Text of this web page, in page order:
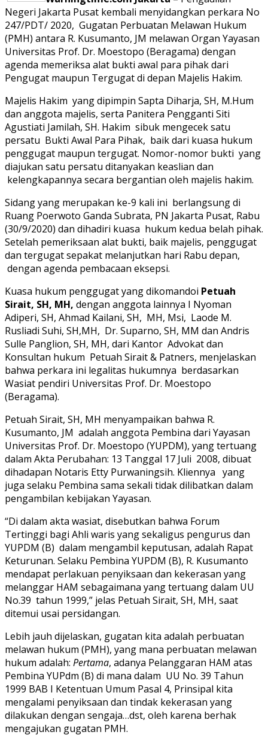
Negeri Jakarta Pusat kembali menyidangkan perkara No
247/PDT/ 2020, Gugatan Perbuatan Melawan Hukum
(PMH) antara R. Kusumanto, JM melawan Organ Yayasan
Universitas Prof. Dr. Moestopo (Beragama) dengan
agenda memeriksa alat bukti awal para pihak dari
Pengugat maupun Tergugat di depan Majelis Hakim.
Majelis Hakim yang dipimpin Sapta Diharja, SH, M.Hum
dan anggota majelis, serta Panitera Pengganti Siti
Agustiati Jamilah, SH. Hakim sibuk mengecek satu
persatu Bukti Awal Para Pihak, baik dari kuasa hukum
penggugat maupun tergugat. Nomor-nomor bukti yang
diajukan satu persatu ditanyakan keaslian dan
kelengkapannya secara bergantian oleh majelis hakim.
Sidang yang merupakan ke-9 kali ini berlangsung di
Ruang Poerwoto Ganda Subrata, PN Jakarta Pusat, Rabu
(30/9/2020) dan dihadiri kuasa hukum kedua belah pihak.
Setelah pemeriksaan alat bukti, baik majelis, penggugat
dan tergugat sepakat melanjutkan hari Rabu depan,
dengan agenda pembacaan eksepsi.
Kuasa hukum penggugat yang dikomandoi Petuah
Sirait, SH, MH, dengan anggota lainnya I Nyoman
Adiperi, SH, Ahmad Kailani, SH, MH, Msi, Laode M.
Rusliadi Suhi, SH,MH, Dr. Suparno, SH, MM dan Andris
Sulle Panglion, SH, MH, dari Kantor Advokat dan
Konsultan hukum Petuah Sirait & Patners, menjelaskan
bahwa perkara ini legalitas hukumnya berdasarkan
Wasiat pendiri Universitas Prof. Dr. Moestopo
(Beragama).
Petuah Sirait, SH, MH menyampaikan bahwa R.
Kusumanto, JM adalah anggota Pembina dari Yayasan
Universitas Prof. Dr. Moestopo (YUPDM), yang tertuang
dalam Akta Perubahan: 13 Tanggal 17 Juli 2008, dibuat
dihadapan Notaris Etty Purwaningsih. Kliennya yang
juga selaku Pembina sama sekali tidak dilibatkan dalam
pengambilan kebijakan Yayasan.
“Di dalam akta wasiat, disebutkan bahwa Forum
Tertinggi bagi Ahli waris yang sekaligus pengurus dan
YUPDM (B) dalam mengambil keputusan, adalah Rapat
Keturunan. Selaku Pembina YUPDM (B), R. Kusumanto
mendapat perlakuan penyiksaan dan kekerasan yang
melanggar HAM sebagaimana yang tertuang dalam UU
No.39 tahun 1999,” jelas Petuah Sirait, SH, MH, saat
ditemui usai persidangan.
Lebih jauh dijelaskan, gugatan kita adalah perbuatan
melawan hukum (PMH), yang mana perbuatan melawan
hukum adalah: Pertama, adanya Pelanggaran HAM atas
Pembina YUPdm (B) di mana dalam UU No. 39 Tahun
1999 BAB I Ketentuan Umum Pasal 4, Prinsipal kita
mengalami penyiksaan dan tindak kekerasan yang
dilakukan dengan sengaja…dst, oleh karena berhak
mengajukan gugatan PMH.